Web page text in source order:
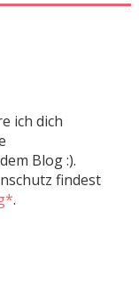
ich dich
Blog :).
findest
.